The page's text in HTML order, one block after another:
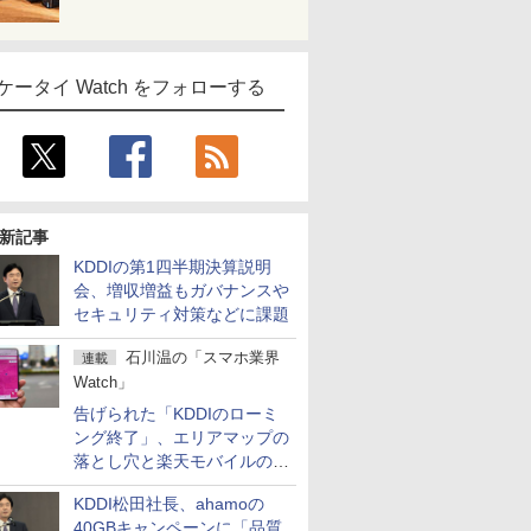
ータイ Watch をフォローする
記事
KDDIの第1四半期決算説明
会、増収増益もガバナンスや
セキュリティ対策などに課題
連載
石川温の「スマホ業界
Watch」
告げられた「KDDIのローミ
ング終了」、エリアマップの
落とし穴と楽天モバイルの課
題
KDDI松田社長、ahamoの